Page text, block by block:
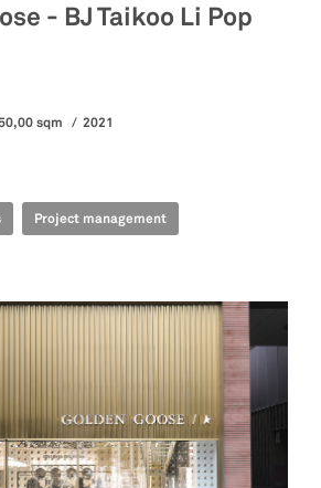
- BJ Taikoo Li Pop
sqm
2021
Project management